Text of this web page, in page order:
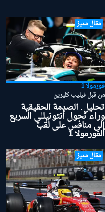
مقال مميز
فورمولا 1
من قبل فيليب كليرين
تحليل: الصدمة الحقيقية
وراء تحول أنتونيللي السريع
إلى منافس على لقب
الفورمولا 1
مقال مميز